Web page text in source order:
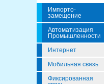
Импорто­
Замещение
Автоматизация
Промышленности
Интернет
Мобильная связь
Фиксированная